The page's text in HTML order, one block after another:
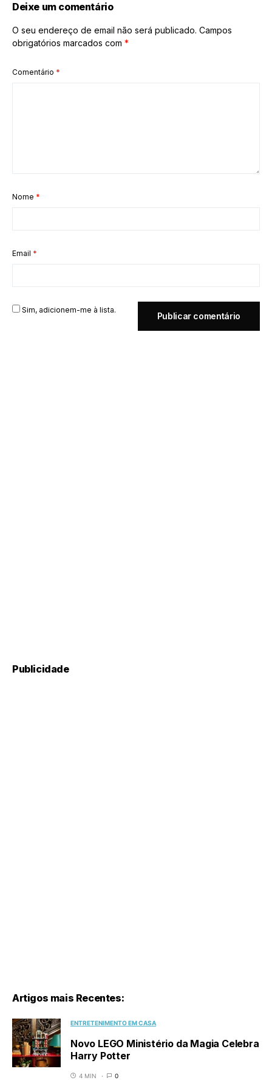
Deixe um comentário
O seu endereço de email não será publicado. Campos
obrigatórios marcados com *
Comentário *
Nome *
Email *
Sim, adicionem-me à lista.
Publicidade
Artigos mais Recentes:
ENTRETENIMENTO EM CASA
Novo LEGO Ministério da Magia Celebra
Harry Potter
4 MIN 0